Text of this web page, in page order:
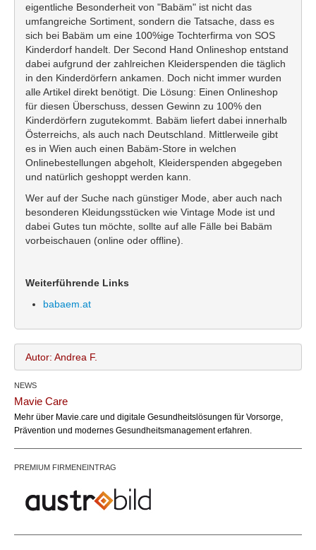
eigentliche Besonderheit von "Babäm" ist nicht das
umfangreiche Sortiment, sondern die Tatsache, dass es
sich bei Babäm um eine 100%ige Tochterfirma von SOS
Kinderdorf handelt. Der Second Hand Onlineshop entstand
dabei aufgrund der zahlreichen Kleiderspenden die täglich
in den Kinderdörfern ankamen. Doch nicht immer wurden
alle Artikel direkt benötigt. Die Lösung: Einen Onlineshop
für diesen Überschuss, dessen Gewinn zu 100% den
Kinderdörfern zugutekommt. Babäm liefert dabei innerhalb
Österreichs, als auch nach Deutschland. Mittlerweile gibt
es in Wien auch einen Babäm-Store in welchen
Onlinebestellungen abgeholt, Kleiderspenden abgegeben
und natürlich geshoppt werden kann.
Wer auf der Suche nach günstiger Mode, aber auch nach
besonderen Kleidungsstücken wie Vintage Mode ist und
dabei Gutes tun möchte, sollte auf alle Fälle bei Babäm
vorbeischauen (online oder offline).
Weiterführende Links
babaem.at
Autor: Andrea F.
NEWS
Mavie Care
Mehr über Mavie.care und digitale Gesundheitslösungen für Vorsorge,
Prävention und modernes Gesundheitsmanagement erfahren.
PREMIUM FIRMENEINTRAG